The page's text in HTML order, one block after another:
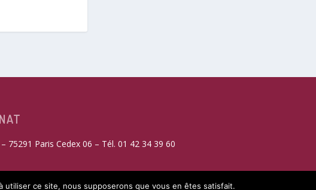
75291 Paris Cedex 06 – Tél. 01 42 34 39 60
ce site, nous supposerons que vous en êtes satisfait.